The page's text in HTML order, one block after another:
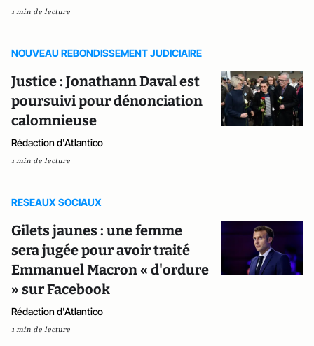
1 min de lecture
NOUVEAU REBONDISSEMENT JUDICIAIRE
Justice : Jonathann Daval est
poursuivi pour dénonciation
calomnieuse
Rédaction d'Atlantico
1 min de lecture
RESEAUX SOCIAUX
Gilets jaunes : une femme
sera jugée pour avoir traité
Emmanuel Macron « d'ordure
» sur Facebook
Rédaction d'Atlantico
1 min de lecture